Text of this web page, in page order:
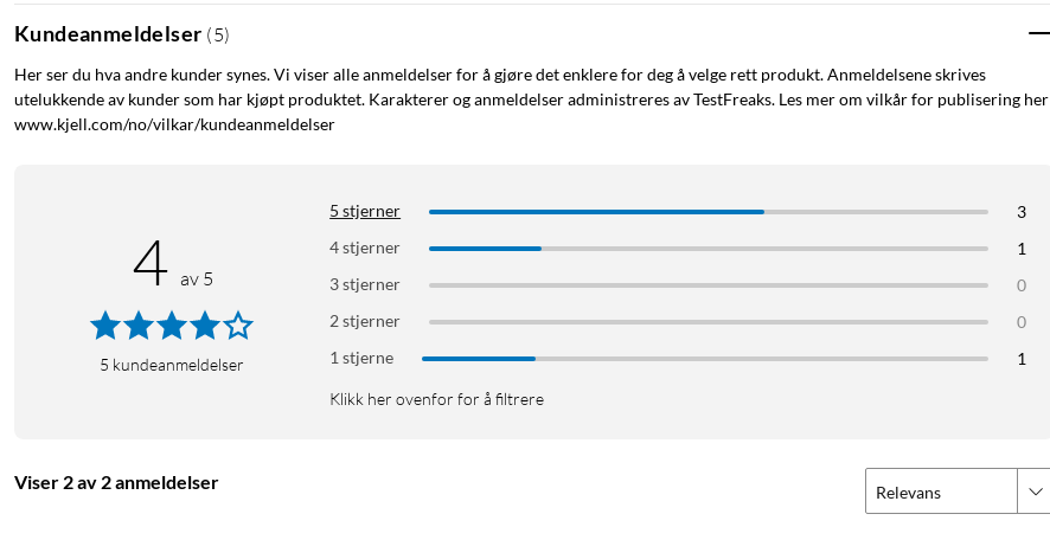
Kundeanmeldelser (5)
Her ser du hva andre kunder synes. Vi viser alle anmeldelser for å gjøre det enklere for deg å velge rett produkt. Anmeldelsene skrives
utelukkende av kunder som har kjøpt produktet. Karakterer og anmeldelser administreres av TestFreaks. Les mer om vilkår for publisering her
www.kjell.com/no/vilkar/kundeanmeldelser
4 av 5
5 kundeanmeldelser
5 stjerner
3
4 stjerner
1
3 stjerner
0
2 stjerner
0
1 stjerne
1
Klikk her ovenfor for å filtrere
Viser 2 av 2 anmeldelser Relevans